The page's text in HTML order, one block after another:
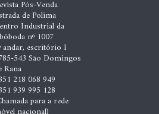
representação
em Portugal
geração de
Pós-Venda
de Polima
Industrial da
nº 1007
andar, escritório I
543 São Domingos
Rana
218 068 949
939 995 128
para a rede